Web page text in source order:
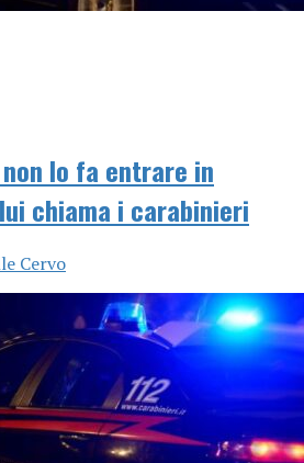
lo fa entrare in
chiama i carabinieri
Cervo